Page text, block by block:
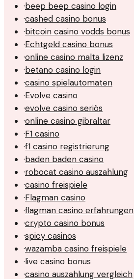
·beep beep casino login
·cashed casino bonus
·bitcoin casino vodds bonus
·Echtgeld casino bonus
·online casino malta lizenz
·betano casino login
·casino spielautomaten
·Evolve casino
·evolve casino seriös
·online casino gibraltar
·F1 casino
·f1 casino registrierung
·baden baden casino
·robocat casino auszahlung
·casino freispiele
·Flagman casino
·flagman casino erfahrungen
·crypto casino bonus
·spicy casinos
·wazamba casino freispiele
·live casino bonus
·casino auszahlung vergleich